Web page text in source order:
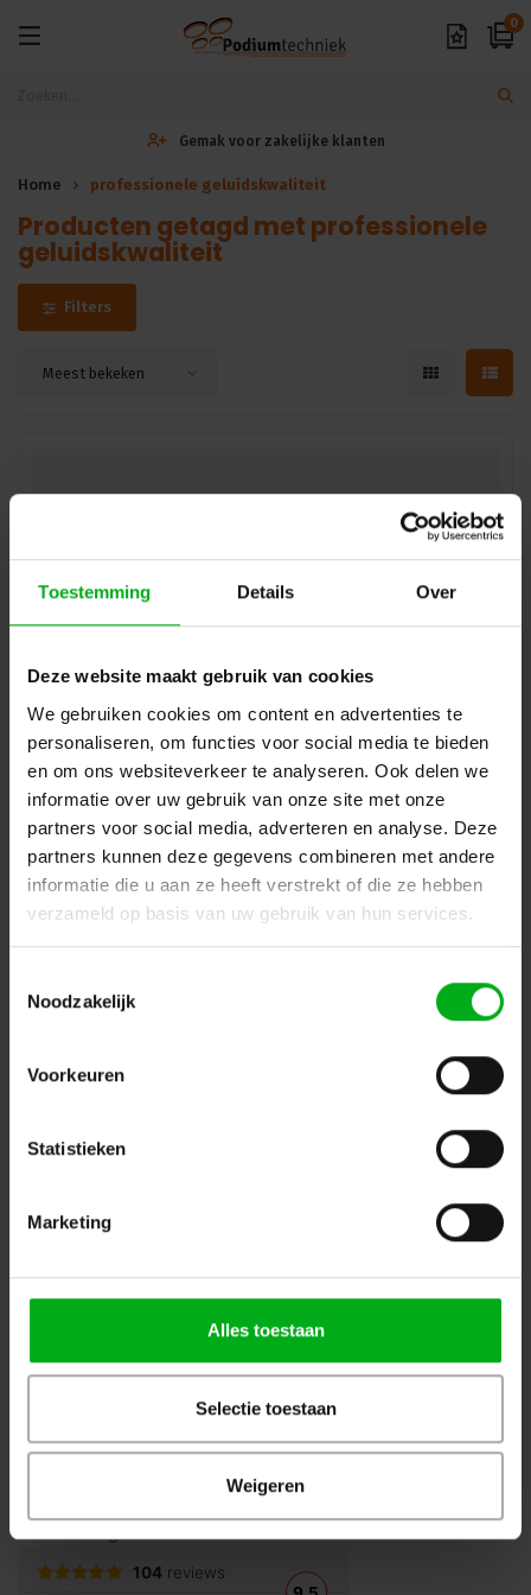
Toestemming Details Over
Deze website maakt gebruik van cookies
We gebruiken cookies om content en advertenties te
personaliseren, om functies voor social media te bieden
en om ons websiteverkeer te analyseren. Ook delen we
informatie over uw gebruik van onze site met onze
partners voor social media, adverteren en analyse. Deze
partners kunnen deze gegevens combineren met andere
informatie die u aan ze heeft verstrekt of die ze hebben
verzameld op basis van uw gebruik van hun services.
Noodzakelijk
Voorkeuren
Statistieken
Marketing
Alles toestaan
Selectie toestaan
Weigeren
0
Gemak voor zakelijke klanten
Home professionele geluidskwaliteit
Producten getagd met professionele
geluidskwaliteit
Filters
Meest bekeken
Neutrik | NC4MD-LX-B | XLR chassis DLX 4 pin pen zwarte
behuizing goudcontacten
Neutrik |NC4MD-LX-B
Verwachtte levertijd 7-14 werkdagen
Login voor prijzen
Dé specialist podiumtechniek; van schets naar uitvoering
Kleine Tocht 32
Volg ons op Instagram
Klantenservice
Kennisbank
Beoordelingen